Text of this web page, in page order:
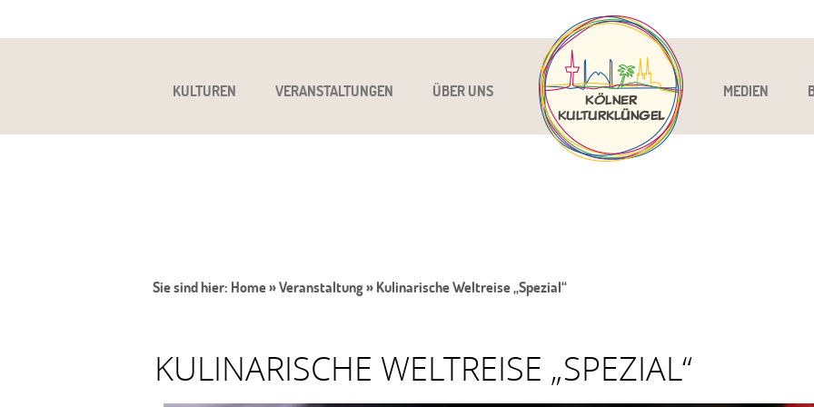
KULTUREN VERANSTALTUNGEN ÜBER UNS MEDIEN
Sie sind hier: Home»Veranstaltung» Kulinarische Weltreise „Spezial“
KULINARISCHE WELTREISE „SPEZIAL“